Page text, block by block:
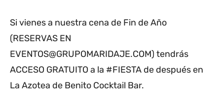
Si vienes a nuestra cena de Fin de Año
(RESERVAS EN
EVENTOS@GRUPOMARIDAJE.COM) tendrás
ACCESO GRATUITO a la #FIESTA de después en
La Azotea de Benito Cocktail Bar.